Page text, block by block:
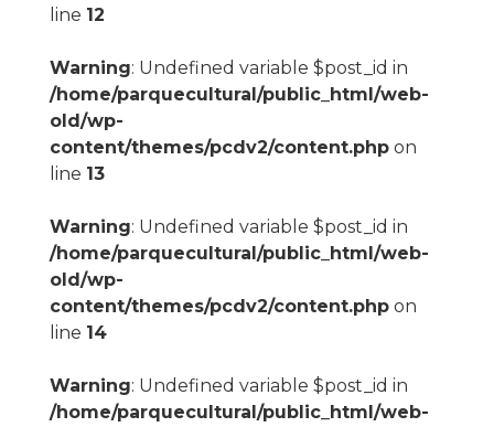
line 12
Warning: Undefined variable $post_id in
/home/parquecultural/public_html/web-
old/wp-
content/themes/pcdv2/content.phpon
line 13
Warning: Undefined variable $post_id in
/home/parquecultural/public_html/web-
old/wp-
content/themes/pcdv2/content.phpon
line 14
Warning: Undefined variable $post_id in
/home/parquecultural/public_html/web-